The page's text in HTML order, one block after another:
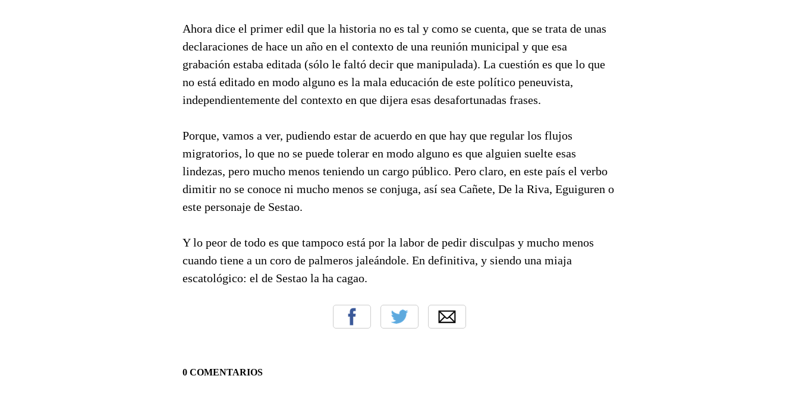
Ahora dice el primer edil que la historia no es tal y como se cuenta, que se trata de unas
declaraciones de hace un año en el contexto de una reunión municipal y que esa
grabación estaba editada (sólo le faltó decir que manipulada). La cuestión es que lo que
no está editado en modo alguno es la mala educación de este político peneuvista,
independientemente del contexto en que dijera esas desafortunadas frases.
Porque, vamos a ver, pudiendo estar de acuerdo en que hay que regular los flujos
migratorios, lo que no se puede tolerar en modo alguno es que alguien suelte esas
lindezas, pero mucho menos teniendo un cargo público. Pero claro, en este país el verbo
dimitir no se conoce ni mucho menos se conjuga, así sea Cañete, De la Riva, Eguiguren o
este personaje de Sestao.
Y lo peor de todo es que tampoco está por la labor de pedir disculpas y mucho menos
cuando tiene a un coro de palmeros jaleándole. En definitiva, y siendo una miaja
escatológico: el de Sestao la ha cagao.
0 COMENTARIOS